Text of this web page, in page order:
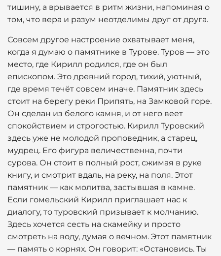
тишину, а врывается в ритм жизни, напоминая о
том, что вера и разум неотделимы друг от друга.
Совсем другое настроение охватывает меня,
когда я думаю о памятнике в Турове. Туров — это
место, где Кирилл родился, где он был
епископом. Это древний город, тихий, уютный,
где время течёт совсем иначе. Памятник здесь
стоит на берегу реки Припять, на Замковой горе.
Он сделан из белого камня, и от него веет
спокойствием и строгостью. Кирилл Туровский
здесь уже не молодой проповедник, а старец,
мудрец. Его фигура величественна, почти
сурова. Он стоит в полный рост, сжимая в руке
книгу, и смотрит вдаль, на реку, на поля. Этот
памятник — как молитва, застывшая в камне.
Если гомельский Кирилл приглашает нас к
диалогу, то туровский призывает к молчанию.
Здесь хочется сесть на скамейку и просто
смотреть на воду, думая о вечном. Этот памятник
— память о корнях. Он говорит: «Остановись. Ты